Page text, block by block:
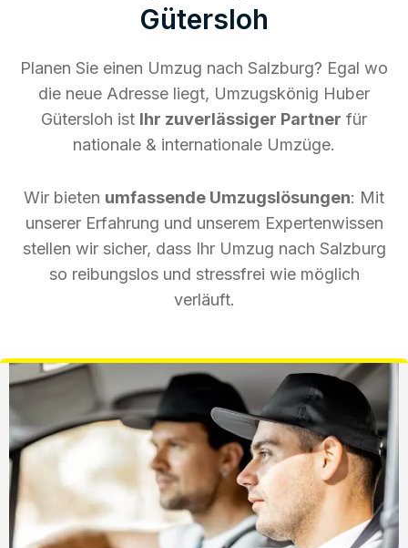
Gütersloh
Planen Sie einen Umzug nach Salzburg? Egal wo
die neue Adresse liegt, Umzugskönig Huber
Gütersloh ist Ihr zuverlässiger Partner für
nationale & internationale Umzüge.
Wir bieten umfassende Umzugslösungen: Mit
unserer Erfahrung und unserem Expertenwissen
stellen wir sicher, dass Ihr Umzug nach Salzburg
so reibungslos und stressfrei wie möglich
verläuft.